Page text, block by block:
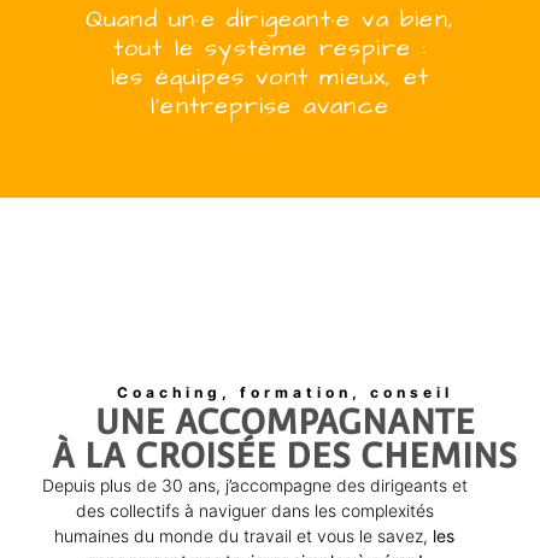
Quandun·e dirigeant·e va bien,
tout le système respire :
les équipes vont mieux, et
l’entreprise avance
Coaching, formation, conseil
UNE ACCOMPAGNANTE
À LA CROISÉE DES CHEMINS
Depuis plus de 30 ans, j’accompagne des dirigeants et
des collectifs à naviguer dans les complexités
humaines du monde du travail et vous le savez, les